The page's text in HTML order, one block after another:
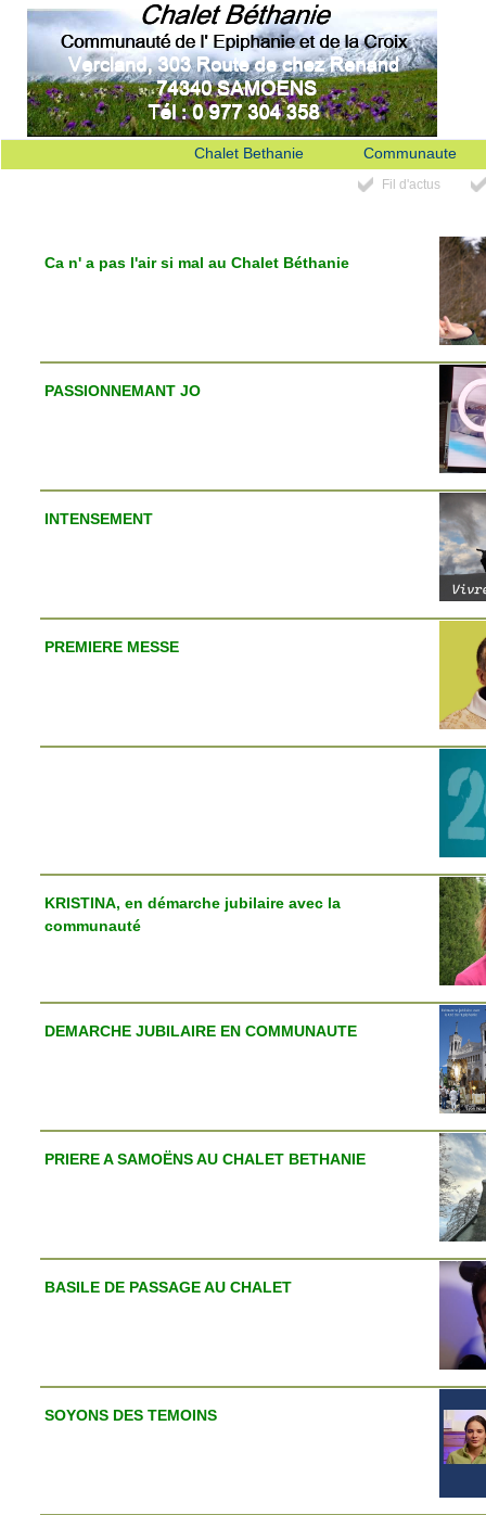
Chalet Bethanie Communaute
Fil d'actus
Ca n' a pas l'air si mal au Chalet Béthanie
PASSIONNEMANT JO
INTENSEMENT
PREMIERE MESSE
KRISTINA, en démarche jubilaire avec la
communauté
DEMARCHE JUBILAIRE EN COMMUNAUTE
PRIERE A SAMOËNS AU CHALET BETHANIE
BASILE DE PASSAGE AU CHALET
SOYONS DES TEMOINS